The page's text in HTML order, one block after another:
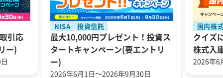
引応
ー)
NISA 投資信託
最大10,000円プレゼント！投資ス
タートキャンペーン(要エントリ
ー)
2026年6月1日～2026年9月30日
国内株
クイズ
株式入
2026年6